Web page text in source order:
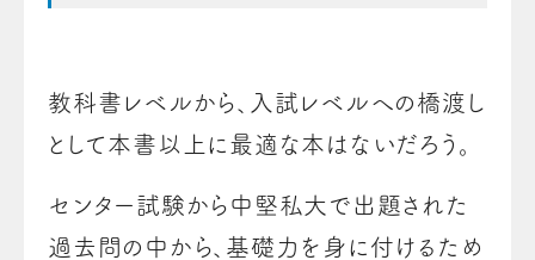
教科書レベルから、入試レベルへの橋渡し
として本書以上に最適な本はないだろう。
センター試験から中堅私大で出題された
過去問の中から、基礎力を身に付けるため